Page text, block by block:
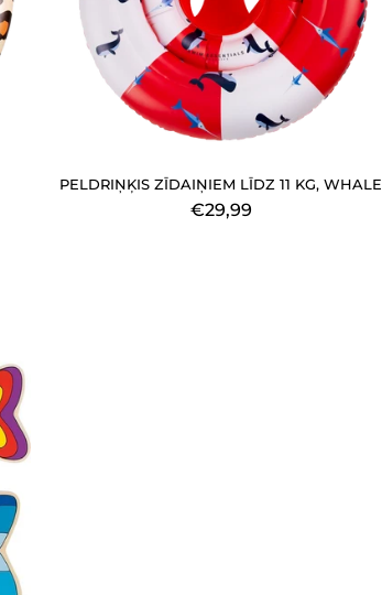
PELDRIŅĶIS ZĪDAIŅIEM LĪDZ 11 KG, WHALE
€29,99